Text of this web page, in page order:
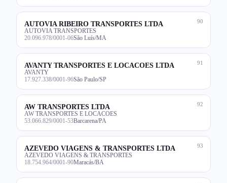
90
AUTOVIA RIBEIRO TRANSPORTES LTDA
AUTOVIA TRANSPORTES
20.096.978/0001-06São Luís/MA
91
AVANTY TRANSPORTES E LOCACOES LTDA
AVANTY
17.927.338/0001-96São Paulo/SP
92
AW TRANSPORTES LTDA
AW TRANSPORTES E LOCACOES
53.066.829/0001-53Barcarena/PA
93
AZEVEDO VIAGENS & TRANSPORTES LTDA
AZEVEDO VIAGENS & TRANSPORTES
18.754.964/0001-90Maracás/BA